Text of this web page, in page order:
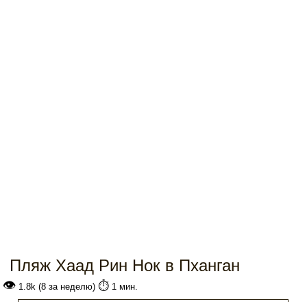
Пляж Хаад Рин Нок в Пханган
👁 1.8k (8 за неделю) ⏱️ 1 мин.